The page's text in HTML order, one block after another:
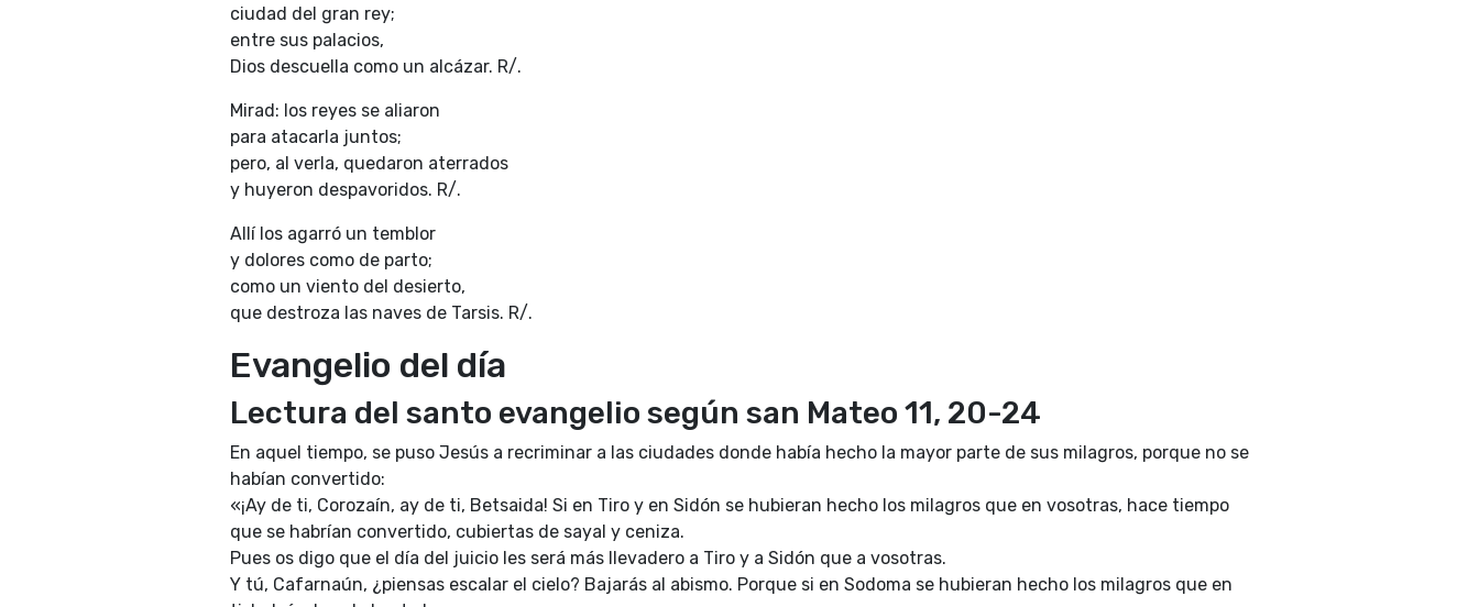
ciudad del gran rey;
entre sus palacios,
Dios descuella como un alcázar. R/.
Mirad: los reyes se aliaron
para atacarla juntos;
pero, al verla, quedaron aterrados
y huyeron despavoridos. R/.
Allí los agarró un temblor
y dolores como de parto;
como un viento del desierto,
que destroza las naves de Tarsis. R/.
Evangelio del día
Lectura del santo evangelio según san Mateo 11, 20-24
En aquel tiempo, se puso Jesús a recriminar a las ciudades donde había hecho la mayor parte de sus milagros, porque no se
habían convertido:
«¡Ay de ti, Corozaín, ay de ti, Betsaida! Si en Tiro y en Sidón se hubieran hecho los milagros que en vosotras, hace tiempo
que se habrían convertido, cubiertas de sayal y ceniza.
Pues os digo que el día del juicio les será más llevadero a Tiro y a Sidón que a vosotras.
Y tú, Cafarnaún, ¿piensas escalar el cielo? Bajarás al abismo. Porque si en Sodoma se hubieran hecho los milagros que en